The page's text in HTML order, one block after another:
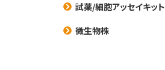
試薬/細胞アッセイキット
微生物株